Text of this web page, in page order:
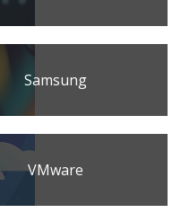
Samsung
VMware